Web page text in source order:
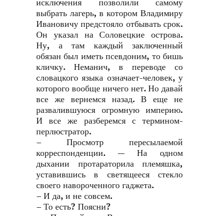
исключения позволили самому
выбрать лагерь, в котором Владимиру
Ивановичу предстояло отбывать срок.
Он указал на Соловецкие острова.
Ну, а там каждый заключенный
обязан был иметь псевдоним, то бишь
кличку. Неманич, в переводе со
словацкого языка означает-человек, у
которого вообще ничего нет. Но давай
все же вернемся назад. В еще не
развалившуюся огромную империю.
И все же разберемся с термином-
перлюстратор.
– Просмотр пересылаемой
корреспонденции. — На одном
дыхании протараторила племяшка,
уставившись в светящееся стекло
своего навороченного гаджета.
– И да, и не совсем.
– То есть? Поясни?